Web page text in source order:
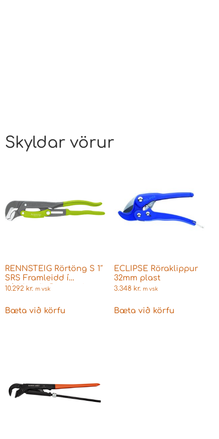
Skyldar vörur
RENNSTEIG Rörtöng S 1″
SRS Framleidd í
Þýsklandi -Rennsteig er
10.292 kr. m vsk
Bæta við körfu
ECLIPSE Röraklippur
32mm plast
3.348 kr. m vsk
Bæta við körfu